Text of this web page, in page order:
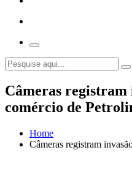
Câmeras registram
comércio de
Home
Câmeras registram